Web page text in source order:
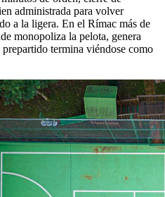
administrada para volver
a la ligera. En el Rímac más de
monopoliza la pelota, genera
termina viéndose como